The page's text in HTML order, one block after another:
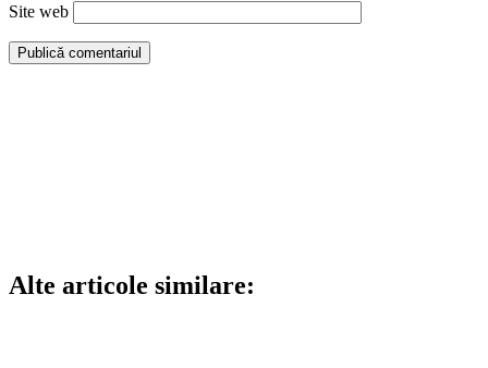
Site web
Alte articole similare: